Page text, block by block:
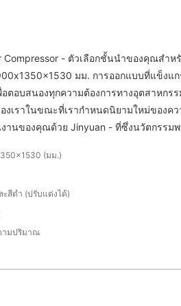
- ตัวเลือกชั้นนำของคุณสำห
มม. การออกแบบที่แข็งแก
ตอบสนองทุกความต้องการทางอุตสาหกร
เราในขณะที่เรากำหนดนิยามใหม่ของคว
านของคุณด้วย Jinyuan - ที่ซึ่งนวัตกรรม
(มม.)
ะสีดำ (ปรับแต่งได้)
ามปริมาณ